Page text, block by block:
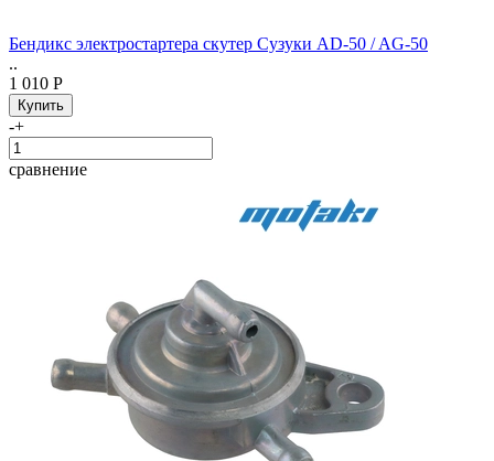
Бендикс электростартера скутер Сузуки AD-50 / AG-50
..
1 010 Р
-+
сравнение